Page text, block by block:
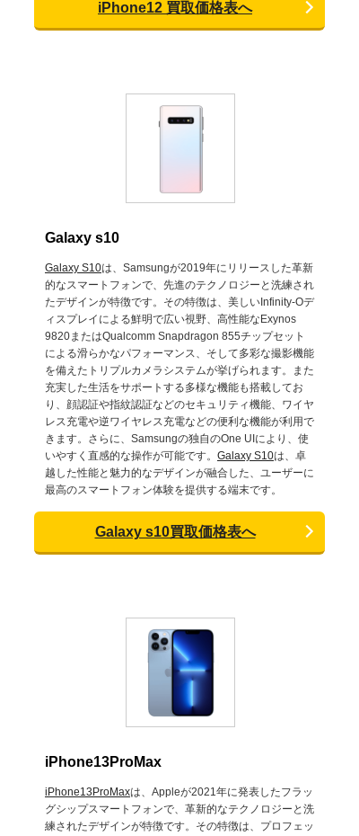
iPhone12 買取価格表へ
Galaxy s10
Galaxy S10は、Samsungが2019年にリリースした革新
的なスマートフォンで、先進のテクノロジーと洗練され
たデザインが特徴です。その特徴は、美しいInfinity-Oデ
ィスプレイによる鮮明で広い視野、高性能なExynos
9820またはQualcomm Snapdragon 855チップセット
による滑らかなパフォーマンス、そして多彩な撮影機能
を備えたトリプルカメラシステムが挙げられます。また
充実した生活をサポートする多様な機能も搭載してお
り、顔認証や指紋認証などのセキュリティ機能、ワイヤ
レス充電や逆ワイヤレス充電などの便利な機能が利用で
きます。さらに、Samsungの独自のOne UIにより、使
いやすく直感的な操作が可能です。 Galaxy S10は、卓
越した性能と魅力的なデザインが融合した、ユーザーに
最高のスマートフォン体験を提供する端末です。
Galaxy s10買取価格表へ
iPhone13ProMax
iPhone13ProMaxは、Appleが2021年に発表したフラッ
グシップスマートフォンで、革新的なテクノロジーと洗
練されたデザインが特徴です。その特徴は、プロフェッ